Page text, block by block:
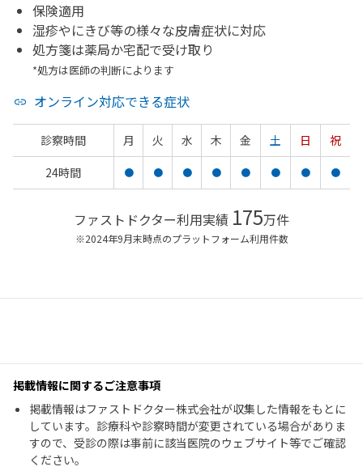
保険適用
湿疹やにきび等の様々な皮膚症状に対応
処方箋は薬局か宅配で受け取り
*処方は医師の判断によります
オンライン対応できる症状
診察時間 月 火 水 木 金 土 日
祝
24時間
● ● ● ● ● ● ● ●
ファストドクター利用実績 175万件
※2024年9月末時点のプラットフォーム利用件数
掲載情報に関するご注意事項
掲載情報はファストドクター株式会社が収集した情報をもとに
しています。診療科や診察時間が変更されている場合がありま
すので、受診の際は事前に該当医院のウェブサイト等でご確認
ください。